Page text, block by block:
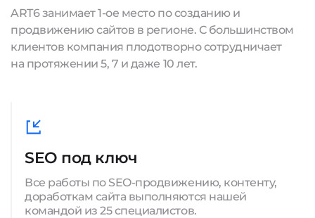
ART6 занимает 1-ое место по созданию и
продвижению сайтов в регионе. С большинством
клиентов компания плодотворно сотрудничает
на протяжении 5, 7 и даже 10 лет.
SEO под ключ
Все работы по SEO-продвижению, контенту,
доработкам сайта выполняются нашей
командой из 25 специалистов.